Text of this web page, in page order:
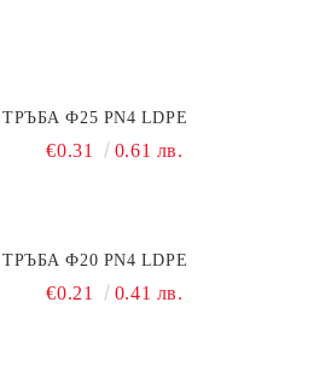
Ф25 PN4 LDPE
€0.31 0.61 лв.
Ф20 PN4 LDPE
€0.21 0.41 лв.